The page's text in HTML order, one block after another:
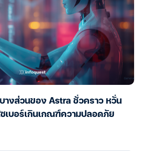
างส่วนของ Astra ชั่วคราว หวั่น
ซเบอร์เกินเกณฑ์ความปลอดภัย